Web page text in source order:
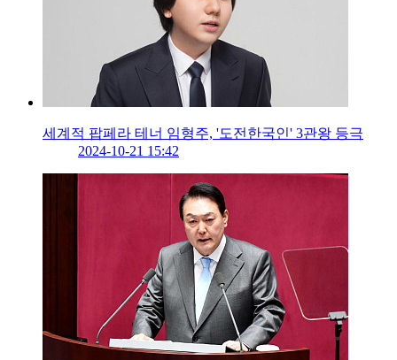
세계적 팝페라 테너 임형주, '도전한국인' 3관왕 등극
2024-10-21 15:42